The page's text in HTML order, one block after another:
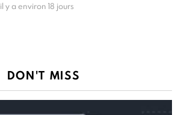
il y a environ 18 jours
DON'T MISS